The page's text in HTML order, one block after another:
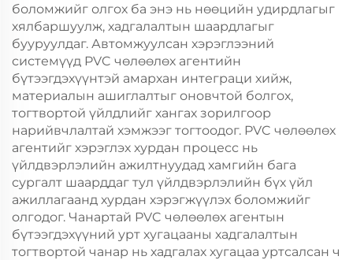
боломжийг олгох ба энэ нь нөөцийн удирдлагыг
хялбаршуулж, хадгалалтын шаардлагыг
бууруулдаг. Автомжуулсан хэрэглээний
системүүд PVC чөлөөлөх агентийн
бүтээгдэхүүнтэй амархан интеграци хийж,
материалын ашиглалтыг оновчтой болгох,
тогтвортой үйлдлийг хангах зорилгоор
нарийвчлалтай хэмжээг тогтоодог. PVC чөлөөлөх
агентийг хэрэглэх хурдан процесс нь
үйлдвэрлэлийн ажилтнуудад хамгийн бага
сургалт шаарддаг тул үйлдвэрлэлийн бүх үйл
ажиллагаанд хурдан хэрэгжүүлэх боломжийг
олгодог. Чанартай PVC чөлөөлөх агентын
бүтээгдэхүүний урт хугацааны хадгалалтын
тогтвортой чанар нь хадгалах хугацаа уртсалсан ч